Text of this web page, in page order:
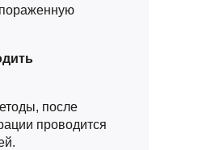
после
проводится